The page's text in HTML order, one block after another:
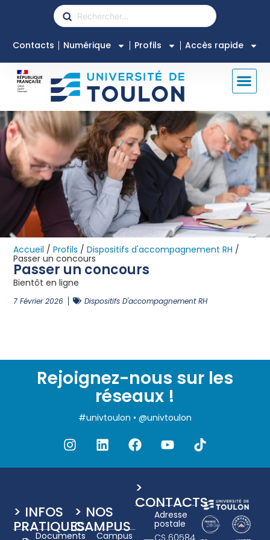
Contacts Numérique Profils Accès rapide
Accueil /Profils /Dispositifs d'accompagnement RH /
Passer un concours
Passer un concours
Bientôt en ligne
7 Février 2026 Dispositifs D'accompagnement RH
Rejoignez-nous sur les
réseaux !
#univtoulon • @univtoulon
>
CONTACTS
Adresse
postale
CS 60584
> NOS
CAMPUS
Campus
> INFOS
PRATIQUES
Documents